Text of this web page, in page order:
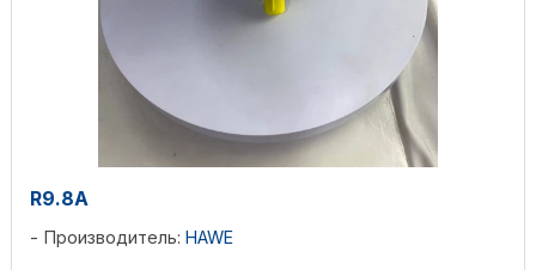
R9.8A
Производитель: HAWE